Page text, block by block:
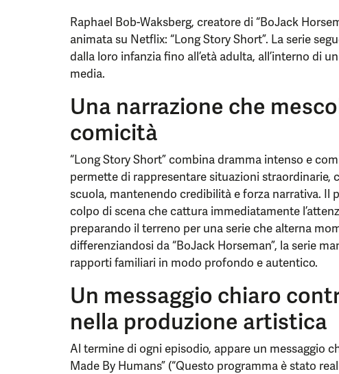
Raphael Bob-Waksberg, creatore di “BoJack
animata su Netflix: “Long Story Short”. La serie
dalla loro infanzia fino all’età adulta, all’interno di
media.
Una narrazione che
comicità
“Long Story Short” combina dramma intenso e
permette di rappresentare situazioni straordinarie,
scuola, mantenendo credibilità e forza narrativa. Il
colpo di scena che cattura immediatamente
preparando il terreno per una serie che alterna
differenziandosi da “BoJack Horseman”, la serie
rapporti familiari in modo profondo e autentico.
Un messaggio chiaro
nella produzione artistica
Al termine di ogni episodio, appare un messaggio
Made By Humans” (“Questo programma è stato